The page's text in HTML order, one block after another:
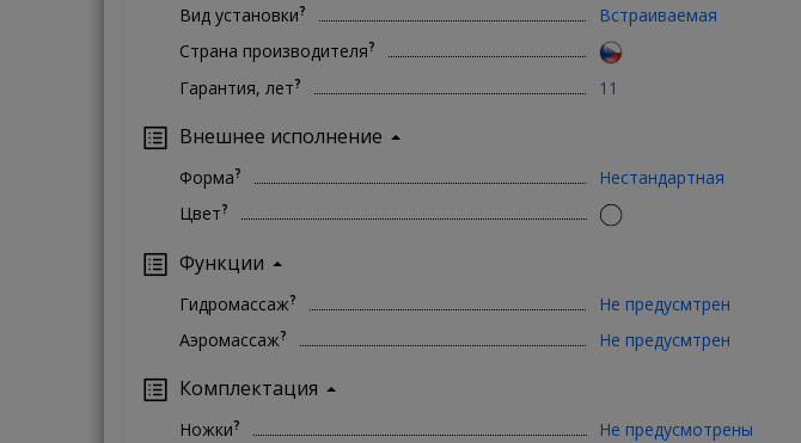
Вид установки?
Встраиваемая
Страна производителя?
Гарантия, лет? 11
Внешнее исполнение
Форма?
Нестандартная
Цвет?
Функции
Гидромассаж?
Не предусмтрен
Аэромассаж? Не предусмтрен
Комплектация
Ножки?
Не предусмотрены